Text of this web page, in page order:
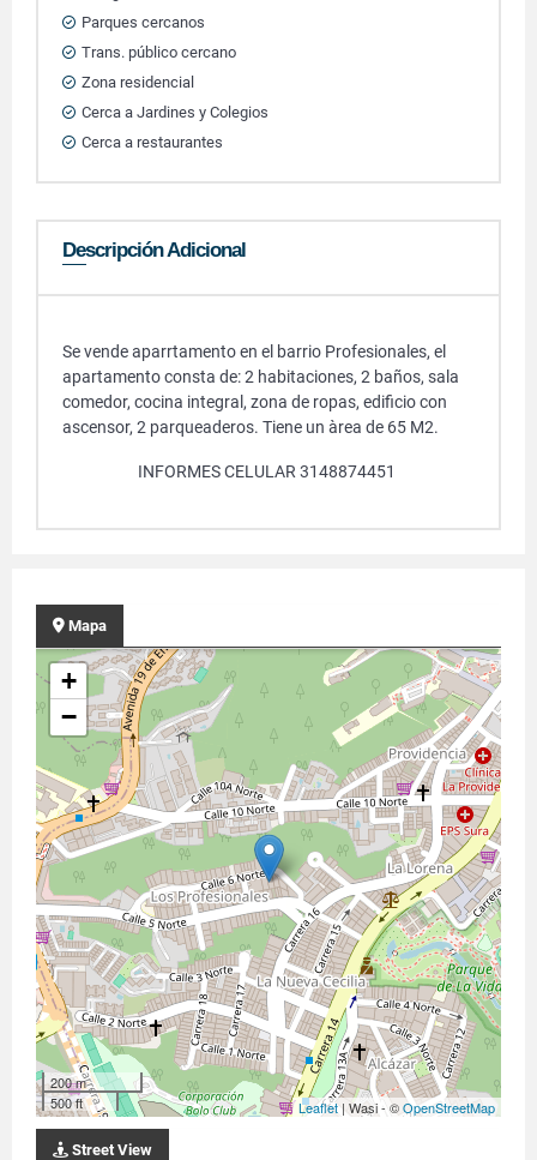
Parques cercanos
Trans. público cercano
Zona residencial
Cerca a Jardines y Colegios
Cerca a restaurantes
Descripción Adicional
Se vende aparrtamento en el barrio Profesionales, el
apartamento consta de: 2 habitaciones, 2 baños, sala
comedor, cocina integral, zona de ropas, edificio con
ascensor, 2 parqueaderos. Tiene un àrea de 65 M2.
INFORMES CELULAR 3148874451
Mapa
+
−
200 m
500 ft
Leaflet| Wasi - ©OpenStreetMap
Street View